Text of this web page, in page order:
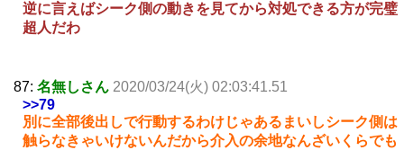
逆に言えばシーク側の動きを見てから対処できる方が完璧
超人だわ
87: 名無しさん 2020/03/24(火) 02:03:41.51
>>79
別に全部後出しで行動するわけじゃあるまいしシーク側は
触らなきゃいけないんだから介入の余地なんざいくらでも